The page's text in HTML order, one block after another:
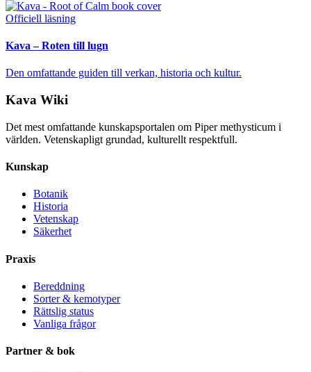
Officiell läsning
Kava – Roten till lugn
Den omfattande guiden till verkan, historia och kultur.
Kava Wiki
Det mest omfattande kunskapsportalen om Piper methysticum i
världen. Vetenskapligt grundad, kulturellt respektfull.
Kunskap
Botanik
Historia
Vetenskap
Säkerhet
Praxis
Bereddning
Sorter & kemotyper
Rättslig status
Vanliga frågor
Partner & bok